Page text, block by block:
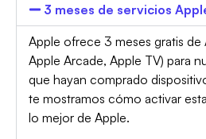
3 meses de servicios
Apple ofrece 3 meses gratis de
Apple Arcade, Apple TV) para
que hayan comprado
te mostramos cómo activar
lo mejor de Apple.